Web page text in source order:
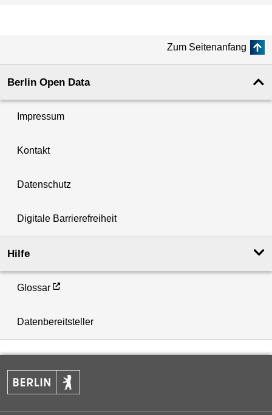
Zum Seitenanfang
Berlin Open Data
Impressum
Kontakt
Datenschutz
Digitale Barrierefreiheit
Hilfe
Glossar
Datenbereitsteller